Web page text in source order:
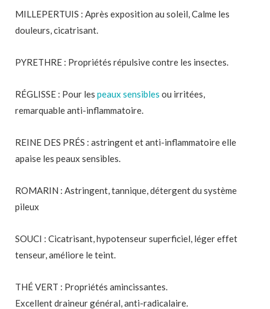
MILLEPERTUIS : Après exposition au soleil, Calme les
douleurs, cicatrisant.
PYRETHRE : Propriétés répulsive contre les insectes.
RÉGLISSE : Pour les peaux sensibles ou irritées,
remarquable anti-inflammatoire.
REINE DES PRÉS : astringent et anti-inflammatoire elle
apaise les peaux sensibles.
ROMARIN : Astringent, tannique, détergent du système
pileux
SOUCI : Cicatrisant, hypotenseur superficiel, léger effet
tenseur, améliore le teint.
THÉ VERT : Propriétés amincissantes.
Excellent draineur général, anti-radicalaire.